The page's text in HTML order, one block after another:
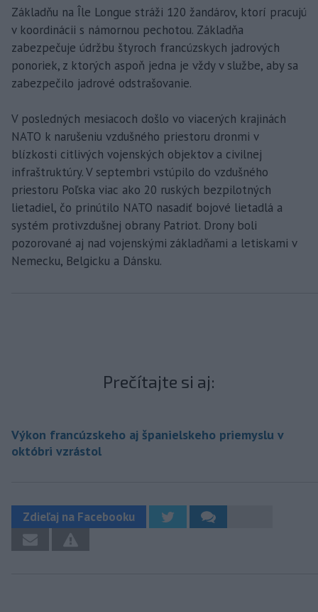
Základňu na Île Longue stráži 120 žandárov, ktorí pracujú
v koordinácii s námornou pechotou. Základňa
zabezpečuje údržbu štyroch francúzskych jadrových
ponoriek, z ktorých aspoň jedna je vždy v službe, aby sa
zabezpečilo jadrové odstrašovanie.
V posledných mesiacoch došlo vo viacerých krajinách
NATO k narušeniu vzdušného priestoru dronmi v
blízkosti citlivých vojenských objektov a civilnej
infraštruktúry. V septembri vstúpilo do vzdušného
priestoru Poľska viac ako 20 ruských bezpilotných
lietadiel, čo prinútilo NATO nasadiť bojové lietadlá a
systém protivzdušnej obrany Patriot. Drony boli
pozorované aj nad vojenskými základňami a letiskami v
Nemecku, Belgicku a Dánsku.
Prečítajte si aj:
Výkon francúzskeho aj španielskeho priemyslu v
októbri vzrástol
Zdieľaj na Facebooku